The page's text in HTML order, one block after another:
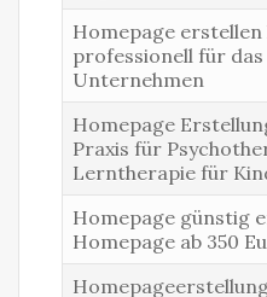
Homepage
professionell für
Unternehmen
Homepage
Praxis für
Lerntherapie für
Homepage günstig
Homepage ab 350